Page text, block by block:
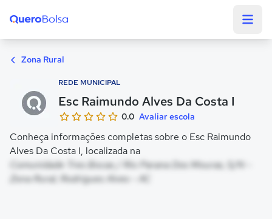
Zona Rural
REDE MUNICIPAL
Esc Raimundo Alves Da Costa I
0.0 Avaliar escola
Conheça informações completas sobre o Esc Raimundo
Alves Da Costa I, localizada na
Comunidade Tres Bocas / Rio Parana Dos Mouras, S/N -
Zona Rural, Rodrigues Alves - AC